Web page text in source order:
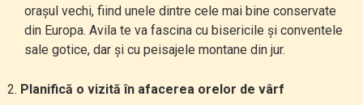
orașul vechi, fiind unele dintre cele mai bine conservate
din Europa. Avila te va fascina cu bisericile și conventele
sale gotice, dar și cu peisajele montane din jur.
Planifică o vizită în afacerea orelor de vârf